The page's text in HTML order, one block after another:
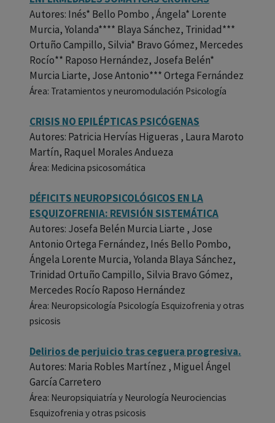
Autores: Inés* Bello Pombo , Ángela* Lorente
Murcia, Yolanda**** Blaya Sánchez, Trinidad***
Ortuño Campillo, Silvia* Bravo Gómez, Mercedes
Rocío** Raposo Hernández, Josefa Belén*
Murcia Liarte, Jose Antonio*** Ortega Fernández
Área: Tratamientos y neuromodulación Psicología
CRISIS NO EPILÉPTICAS PSICÓGENAS
Autores: Patricia Hervías Higueras , Laura Maroto
Martín, Raquel Morales Andueza
Área: Medicina psicosomática
DÉFICITS NEUROPSICOLÓGICOS EN LA
ESQUIZOFRENIA: REVISIÓN SISTEMÁTICA
Autores: Josefa Belén Murcia Liarte , Jose
Antonio Ortega Fernández, Inés Bello Pombo,
Ángela Lorente Murcia, Yolanda Blaya Sánchez,
Trinidad Ortuño Campillo, Silvia Bravo Gómez,
Mercedes Rocío Raposo Hernández
Área: Neuropsicología Psicología Esquizofrenia y otras
psicosis
Delirios de perjuicio tras ceguera progresiva.
Autores: Maria Robles Martínez , Miguel Ángel
García Carretero
Área: Neuropsiquiatría y Neurología Neurociencias
Esquizofrenia y otras psicosis